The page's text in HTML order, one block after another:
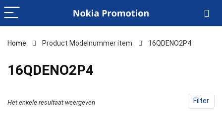
Home Product Modelnummer item ‎16QDENO2P4
‎16QDENO2P4
Filter
Het enkele resultaat weergeven